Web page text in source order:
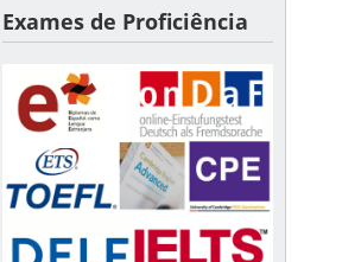
Exames de Proficiência